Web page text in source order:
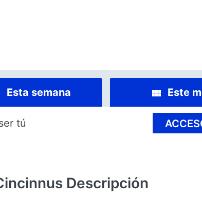
Esta semana Este
tú
Descripción